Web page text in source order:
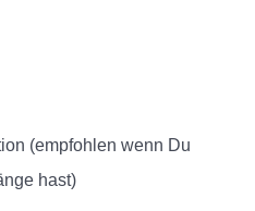
(empfohlen wenn Du
hast)